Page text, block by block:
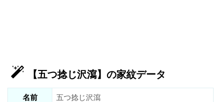
【五つ捻じ沢瀉】の家紋データ
名前
五つ捻じ沢瀉